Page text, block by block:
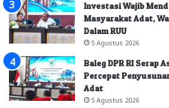
Investasi Wajib
Masyarakat Adat,
Dalam RUU
5 Agustus 2026
Baleg DPR RI Serap
Percepat
Adat
5 Agustus 2026